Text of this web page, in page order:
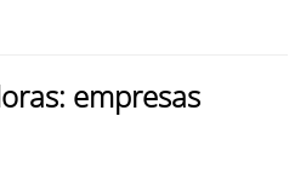
empresas